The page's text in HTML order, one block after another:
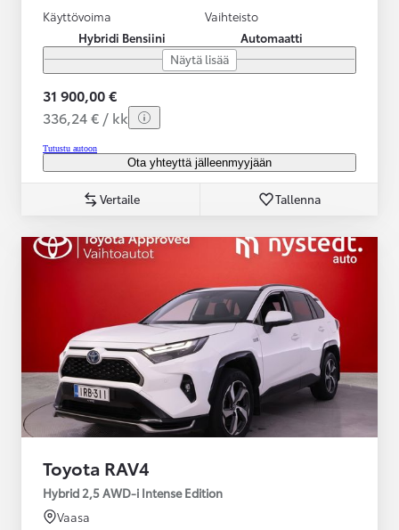
Käyttövoima
Hybridi Bensiini
Vaihteisto
Automaatti
Näytä lisää
31 900,00 €
336,24 € / kk
Tutustu autoon
Ota yhteyttä jälleenmyyjään
Vertaile Tallenna
Toyota RAV4
Hybrid 2,5 AWD-i Intense Edition
Vaasa